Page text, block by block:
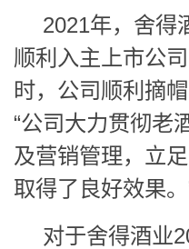
2021年，舍得
顺利入主上市公
时，公司顺利摘
“公司大力贯彻老
及营销管理，立
取得了良好效果
对于舍得酒业